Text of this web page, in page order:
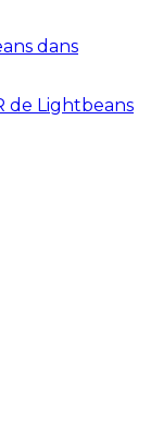
dans
de Lightbeans